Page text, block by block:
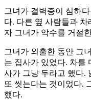
그녀가 결벽증이 심하
다. 다른 옆 사람들과
자 그녀가 악수를 거절
그녀가 외출한 동안 그
는 집사가 있었다. 차를
사가 그냥 두라고 했다.
또 씻는다는 것이었다.
했다.